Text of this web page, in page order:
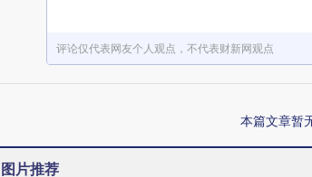
评论仅代表网友个人观点，不代表财新网观点
本篇文章暂
图片推荐